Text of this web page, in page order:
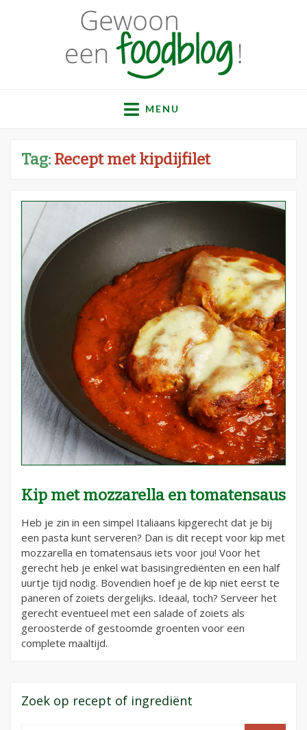
Gewoon een
foodblog!
recepten
MENU
Tag: Recept met kipdijfilet
Kip met mozzarella en tomatensaus
Heb je zin in een simpel Italiaans kipgerecht dat je bij
een pasta kunt serveren? Dan is dit recept voor kip met
mozzarella en tomatensaus iets voor jou! Voor het
gerecht heb je enkel wat basisingrediënten en een half
uurtje tijd nodig. Bovendien hoef je de kip niet eerst te
paneren of zoiets dergelijks. Ideaal, toch? Serveer het
gerecht eventueel met een salade of zoiets als
geroosterde of gestoomde groenten voor een
complete maaltijd.
Zoek op recept of ingrediënt